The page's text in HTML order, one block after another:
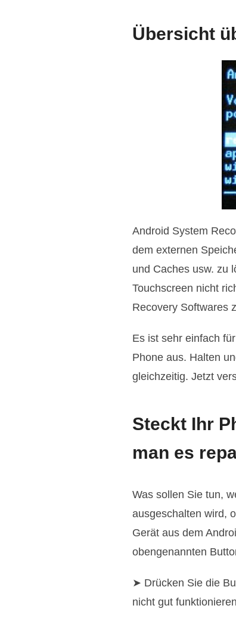
Übersicht
Android System
dem externen
und Caches usw. zu
Touchscreen nicht
Recovery Softwares
Es ist sehr einfach
Phone aus. Halten
gleichzeitig. Jetzt
Steckt Ihr
man es
Was sollen Sie tun,
ausgeschalten wird,
Gerät aus dem
obengenannten
➤ Drücken Sie die
nicht gut